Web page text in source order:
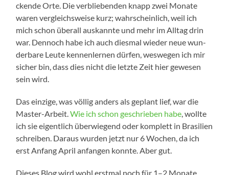
cken­de Orte. Die ver­blie­ben­den knapp zwei Mona­te
waren ver­gleichs­wei­se kurz; wahr­schein­lich, weil ich
mich schon über­all aus­kann­te und mehr im All­tag drin
war. Den­noch habe ich auch dies­mal wie­der neue wun­
der­ba­re Leu­te ken­nen­ler­nen dür­fen, wes­we­gen ich mir
sicher bin, dass dies nicht die letz­te Zeit hier gewe­sen
sein wird.
Das ein­zi­ge, was völ­lig anders als geplant lief, war die
Master-Arbeit.Wie ich schon geschrie­ben habe, woll­te
ich sie eigent­lich über­wie­gend oder kom­plett in Bra­si­li­en
schrei­ben. Dar­aus wur­den jetzt nur 6 Wochen, da ich
erst Anfang April anfan­gen konn­te. Aber gut.
Die­ses Blog wird wohl erst­mal noch für 1–2 Mona­te